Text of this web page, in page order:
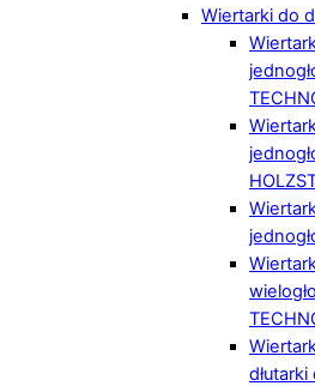
Wiertarki do